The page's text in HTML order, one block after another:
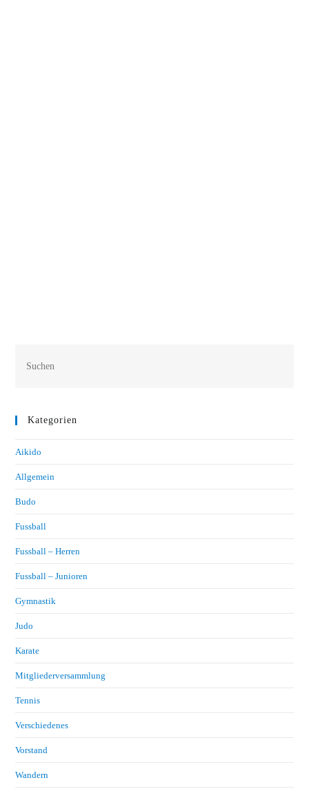
Kategorien
Aikido
Allgemein
Budo
Fussball
Fussball – Herren
Fussball – Junioren
Gymnastik
Judo
Karate
Mitgliederversammlung
Tennis
Verschiedenes
Vorstand
Wandern